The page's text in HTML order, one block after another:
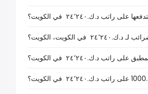
راتب د.ك.‏٢٤٬٢٤٠ ‏ في الكويت؟
الكويت، الكويت؟
راتب د.ك.‏٢٤٬٢٤٠ ‏ في الكويت؟